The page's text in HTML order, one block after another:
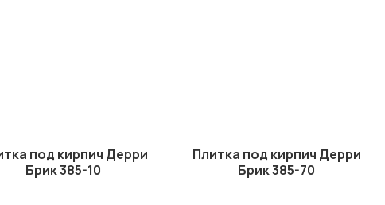
под кирпич Дерри
Брик 385-10
Плитка под кирпич Дерри
Брик 385-70